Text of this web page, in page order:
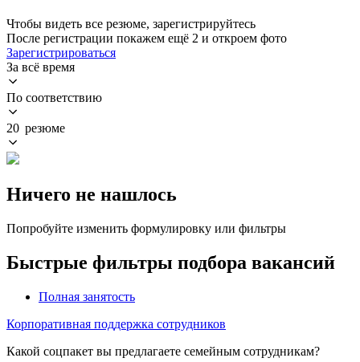
Чтобы видеть все резюме, зарегистрируйтесь
После регистрации покажем ещё 2 и откроем фото
Зарегистрироваться
За всё время
По соответствию
20 резюме
Ничего не нашлось
Попробуйте изменить формулировку или фильтры
Быстрые фильтры подбора вакансий
Полная занятость
Корпоративная поддержка сотрудников
Какой соцпакет вы предлагаете семейным сотрудникам?